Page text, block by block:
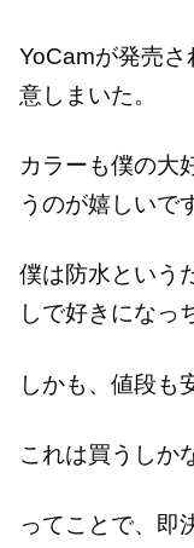
YoCamが発売
意しまいた。
カラーも僕の大
うのが嬉しいで
僕は防水という
しで好きになっ
しかも、値段も
これは買うしか
ってことで、即